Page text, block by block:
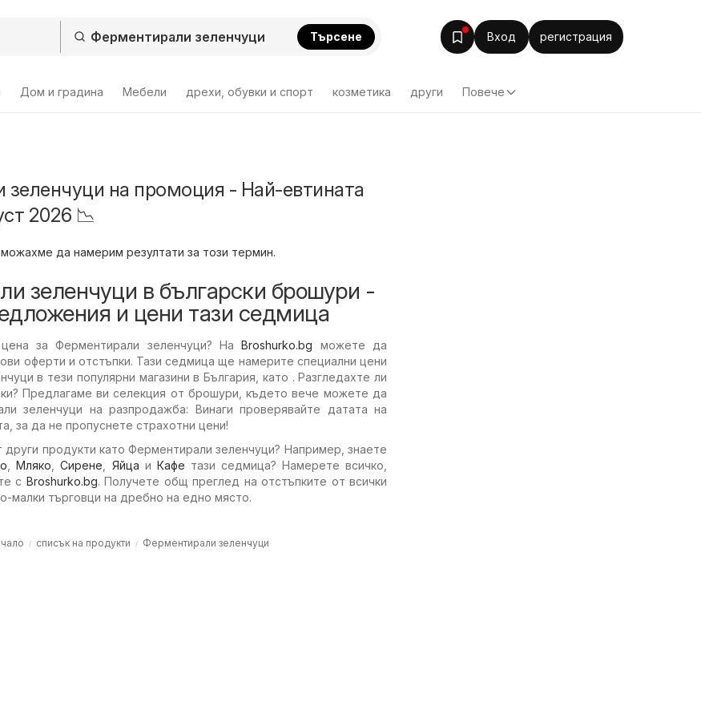
Търсене Вход регистрация
Дом и градина Мебели дрехи, обувки и спорт козметика други Повече
на промоция - Най-евтината
2026 📉
да намерим резултати за този термин.
зеленчуци в български брошури -
и цени тази седмица
цена за Ферментирали зеленчуци? НаBroshurko.bg можете да
оферти и отстъпки. Тази седмица ще намерите специални цени
в тези популярни магазини в България, като . Разгледахте ли
Предлагаме ви селекция от брошури, където вече можете да
зеленчуци на разпродажба: Винаги проверявайте датата на
за да не пропуснете страхотни цени!
продукти като Ферментирали зеленчуци? Например, знаете
,Мляко ,Сирене Яйца и Кафе тази седмица? Намерете всичко,
с Broshurko.bg. Получете общ преглед на отстъпките от всички
малки търговци на дребно на едно място.
списък на продукти Ферментирали зеленчуци